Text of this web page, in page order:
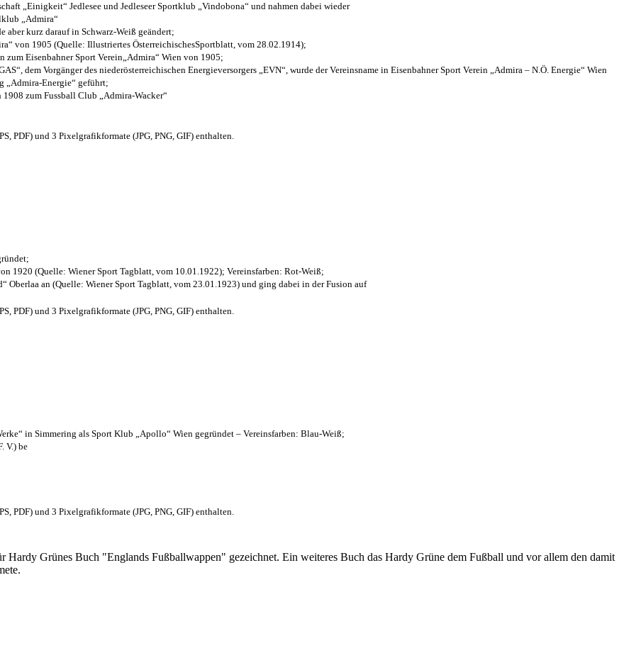
„Einigkeit“ Jedlesee und Jedleseer Sportklub „Vindobona“ und nahmen dabei wieder
„Admira“
kurz darauf in Schwarz-Weiß geändert;
von 1905 (Quelle: Illustriertes ÖsterreichischesSportblatt, vom 28.02.1914);
zum Eisenbahner Sport Verein„Admira“ Wien von 1905;
dem Vorgänger des niederösterreichischen Energieversorgers „EVN“, wurde der Vereinsname in Eisenbahner Sport Verein „Admira – N.Ö. Energie“ Wien
„Admira-Energie“ geführt;
zum Fussball Club „Admira-Wacker“
PDF) und 3 Pixelgrafikformate (JPG, PNG, GIF) enthalten.
1920 (Quelle: Wiener Sport Tagblatt, vom 10.01.1922); Vereinsfarben: Rot-Weiß;
Oberlaa an (Quelle: Wiener Sport Tagblatt, vom 23.01.1923) und ging dabei in der Fusion auf
PDF) und 3 Pixelgrafikformate (JPG, PNG, GIF) enthalten.
in Simmering als Sport Klub „Apollo“ Wien gegründet – Vereinsfarben: Blau-Weiß;
V.) be
PDF) und 3 Pixelgrafikformate (JPG, PNG, GIF) enthalten.
Hardy Grünes Buch "Englands Fußballwappen" gezeichnet. Ein weiteres Buch das Hardy Grüne dem Fußball und vor allem den damit